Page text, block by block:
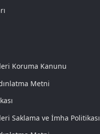
Koruma Kanunu
Metni
Saklama ve İmha Politikası